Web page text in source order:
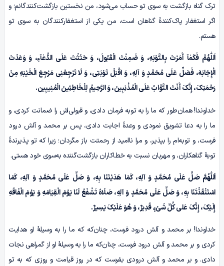
ترک گناه بازگشت به سوی تو حساب می‌شود، من نخستین بازگشت‌کنندگانم؛ و
اگر استغفار پاک‌کنندۀ گناهان است، من یکی از استغفارکنندگان به سوی تو
هستم.
اَللّٰهُمَّ فَکَمٰآأَمَرْتَ بِالتَّوْبَهِ، وَ ضَمِنْتَ الْقَبُولَ، وَ حَثَثْتَ عَلَى الدُّعٰآءِ، وَ وَعَدْتَ
الْإِجَابَهَ، فَصَلِّ عَلَى مُحَمَّدٍ وَ آلِهِ، وَ اقْبَلْ تَوْبَتِی، وَ لَا تَرْجِعْنِی مَرْجِعَ الْخَیْبَهِ مِنْ
رَحْمَتِکَ، إِنَّکَ أَنْتَ التَّوَّابُ عَلَى الْمُذْنِبِینَ، وَ الرَّحِیمُ لِلْخَاطِئِینَ الْمُنِیبِین‏.
خداوندا! همان‌طور که ما را به توبه فرمان دادی، و قبولی‌اش را ضمانت کردی، و
ما را به دعا تشویق نمودی و وعدۀ اجابت دادی، پس بر محمد و آلش درود
فرست، و توبه‌ام را بپذیر، و مرا ناامید از رحمتت باز مگردان؛ زیرا که تو پذیرندۀ
توبۀ گناهکاران، و مهربان نسبت به خطاکاران بازگشت‌گننده به‌سوی خود هستی.
اَللّٰهُمَّ صَلِّ عَلَى مُحَمَّدٍ وَ آلِهِ، کَمَا هَدَیْتَنَا بِهِ، وَ صَلِّ عَلَى مُحَمَّدٍ وَ آلِهِ، کَمَا
اسْتَنْقَذْتَنَا بِهِ، وَ صَلِّ عَلَى مُحَمَّدٍ وَ آلِهِ، صَلَاهً تَشْفَعُ لَنَا یَوْمَ الْقِیَامَهِ وَ یَوْمَ الْفَاقَهِ
إِلَیْکَ، إِنَّکَ عَلى‏ کُلِّ شَیْ‏ءٍ قَدِیرٌ، وَ هُوَ عَلَیْکَ یَسِیرٌ.
خداوندا! بر محمد و آلش درود فرست، چنان‌که که ما را به ‌وسیلۀ او هدایت
کردی و بر محمد و آلش درود فرست، چنان‌که ما را به ‌وسیلۀ او از گمراهی نجات
دادی. و بر محمد و آلش درودی بفرست که در روز قیامت و روزی که به تو